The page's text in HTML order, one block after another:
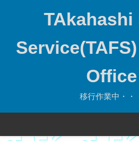
TAkahashi
Office
移行作業中・・